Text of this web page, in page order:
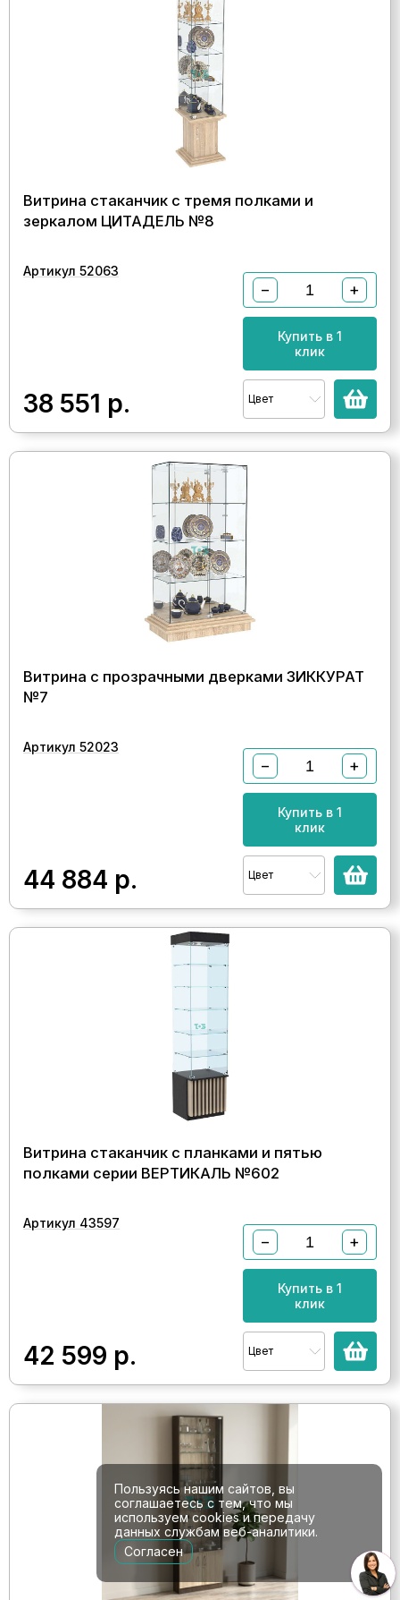
Витрина стаканчик с тремя полками и
зеркалом ЦИТАДЕЛЬ №8
Артикул 52063
38 551 р.
− +
Купить в 1
клик
Цвет
Витрина с прозрачными дверками ЗИККУРАТ
№7
Артикул 52023
44 884 р.
− +
Купить в 1
клик
Цвет
Витрина стаканчик с планками и пятью
полками серии ВЕРТИКАЛЬ №602
Артикул 43597
42 599 р.
− +
Купить в 1
клик
Цвет
Пользуясь нашим сайтов, вы
соглашаетесь с тем, что мы
используем cookies и передачу
данных службам веб-аналитики.
Согласен